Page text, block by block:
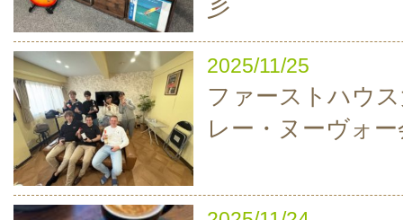
彡
2025/11/25
ファーストハウ
レー・ヌーヴォー